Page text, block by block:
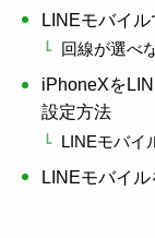
LINEモバイ
回線が選べ
iPhoneXを
設定方法
LINEモバイ
LINEモバイ